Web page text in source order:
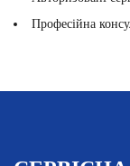
Професійна